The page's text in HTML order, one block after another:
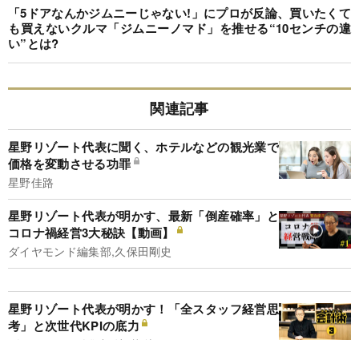
「5ドアなんかジムニーじゃない!」にプロが反論、買いたくて
も買えないクルマ「ジムニーノマド」を推せる“10センチの違
い”とは?
関連記事
星野リゾート代表に聞く、ホテルなどの観光業で
価格を変動させる功罪
星野佳路
星野リゾート代表が明かす、最新「倒産確率」と
コロナ禍経営3大秘訣【動画】
ダイヤモンド編集部,久保田剛史
星野リゾート代表が明かす！「全スタッフ経営思
考」と次世代KPIの底力